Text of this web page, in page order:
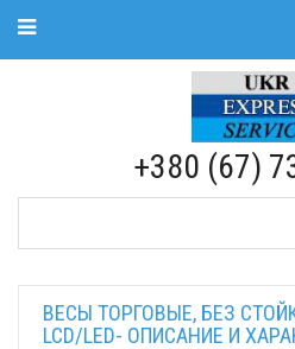
Toggle Navigation
+380 (67)
ВЕСЫ ТОРГОВЫЕ, БЕЗ
LCD/LED- ОПИСАНИЕ И